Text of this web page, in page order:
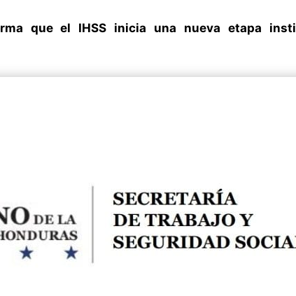
que el IHSS inicia una nueva etapa